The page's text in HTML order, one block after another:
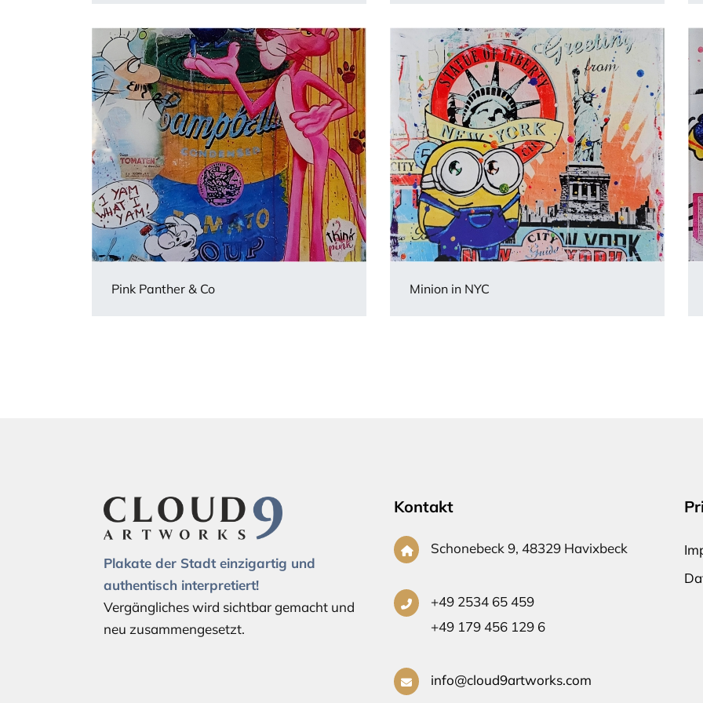
Pink Panther & Co Minion in NYC
Plakate der Stadt einzigartig und
authentisch interpretiert!
Vergängliches wird sichtbar gemacht und
neu zusammengesetzt.
Kontakt
Schonebeck 9, 48329 Havixbeck
+49 2534 65 459
+49 179 456 129 6
info@cloud9artworks.com